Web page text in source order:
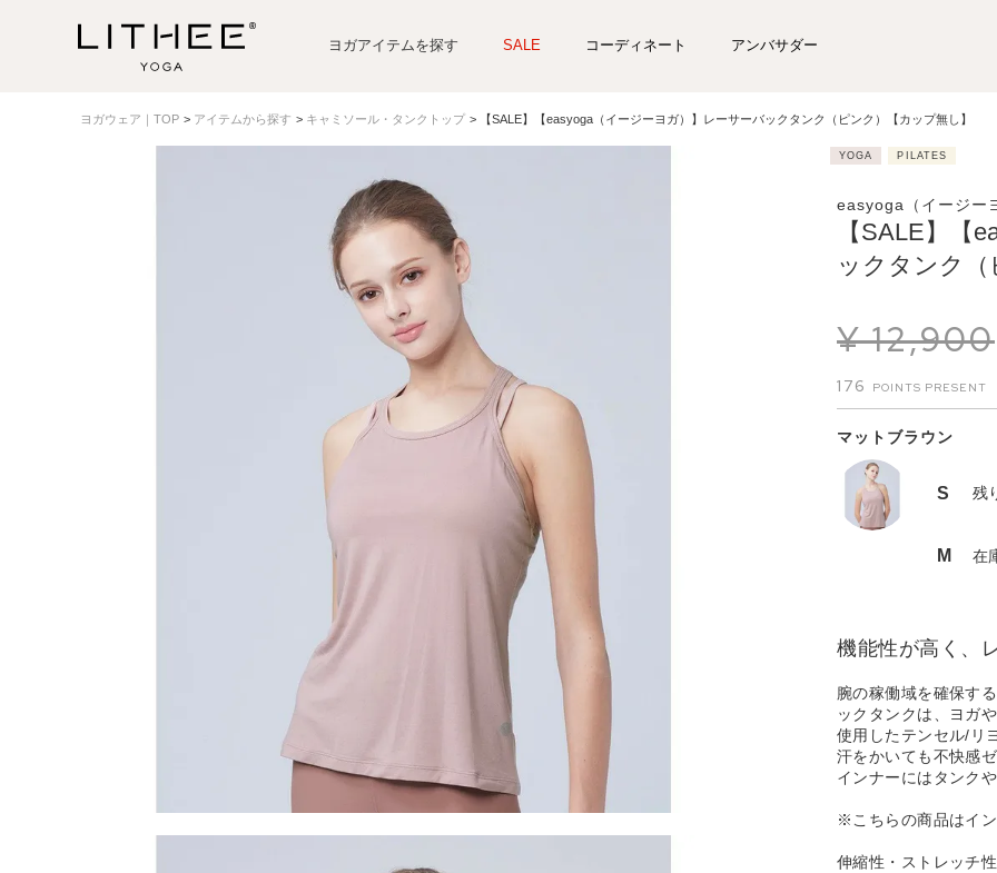
ヨガアイテムを探す SALE コーディネート アンバサダー
ヨガウェア｜TOP アイテムから探す キャミソール・タンクトップ 【SALE】【easyoga（イージーヨガ）】レーサーバックタンク（ピンク）【カップ無し】
YOGA PILATES
easyoga（イージー
【SALE】【
ックタンク（
¥ 12,900
176
マットブラウン
S 残
M 在
機能性が高く、
腕の稼働域を確保す
ックタンクは、ヨガ
使用したテンセル/リ
汗をかいても不快感ゼ
インナーにはタンク
※こちらの商品はイン
伸縮性・ストレッチ